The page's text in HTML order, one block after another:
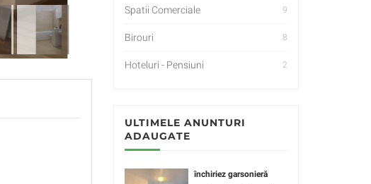
Spatii Comerciale 9
Birouri 8
Hoteluri - Pensiuni 2
ULTIMELE ANUNTURI
ADAUGATE
închiriez garsonieră